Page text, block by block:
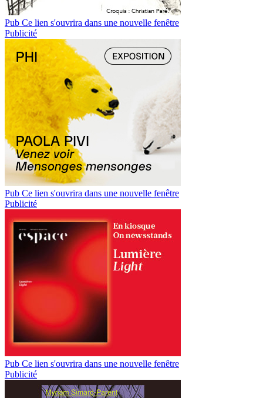
Pub Ce lien s'ouvrira dans une nouvelle fenêtre
Publicité
Pub Ce lien s'ouvrira dans une nouvelle fenêtre
Publicité
Pub Ce lien s'ouvrira dans une nouvelle fenêtre
Publicité